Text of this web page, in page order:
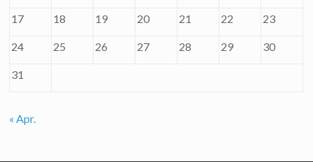
17 18 19 20 21 22 23
24 25 26 27 28 29 30
31
« Apr.